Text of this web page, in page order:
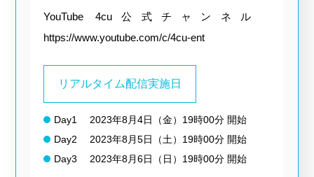
YouTube 4cu公式チャンネル
https://www.youtube.com/c/4cu-ent
リアルタイム配信実施日
Day1 2023年8月4日（金）19時00分 開始
Day2 2023年8月5日（土）19時00分 開始
Day3 2023年8月6日（日）19時00分 開始